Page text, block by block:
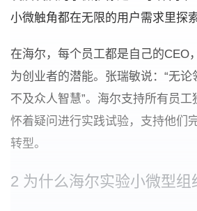
小微触角都在无限的用户需求里探
在海尔，每个员工都是自己的CEO
为创业者的潜能。张瑞敏说：“无
不及众人智慧”。海尔支持所有员
怀着疑问进行实践试验，支持他们
转型。
2 为什么海尔实验小微型组